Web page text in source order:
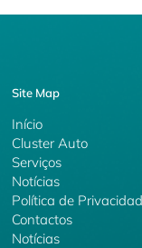
Site Map
Início
Cluster Auto
Serviços
Notícias
Política de
Contactos
Notícias